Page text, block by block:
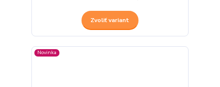
Zvoliť variant
Novinka